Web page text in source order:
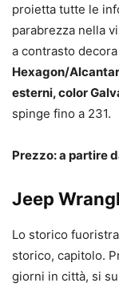
proietta tutte le
parabrezza nella
a contrasto
Hexagon/
esterni, color
spinge fino a 231.
Prezzo: a partire
Jeep
Lo storico
storico, capitolo.
giorni in città, si